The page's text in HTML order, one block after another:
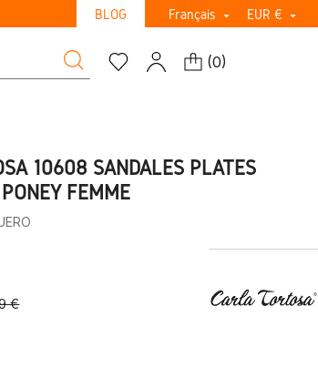
BLOG Français  EUR € 
(0)
10608 SANDALES PLATES
FEMME
€